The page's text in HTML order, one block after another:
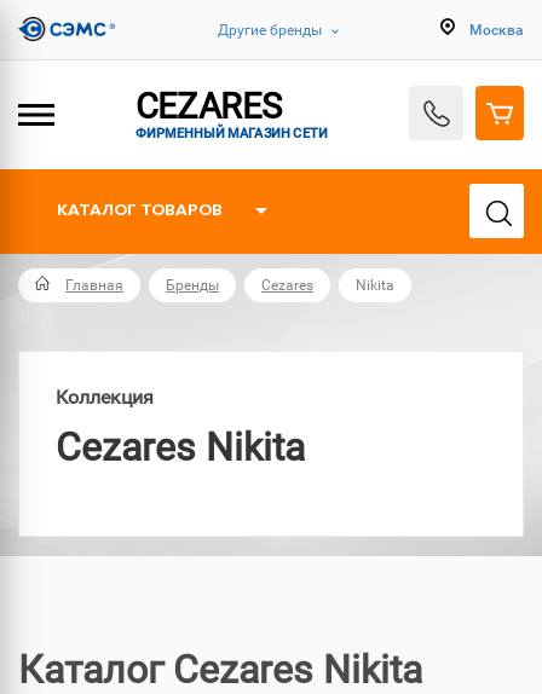
Другие бренды Москва
CEZARES
ФИРМЕННЫЙ МАГАЗИН СЕТИ
КАТАЛОГ ТОВАРОВ
Главная Бренды Cezares Nikita
Коллекция
Cezares Nikita
Каталог Cezares Nikita